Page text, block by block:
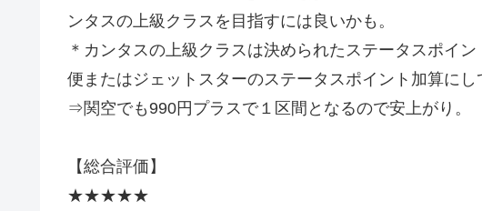
ンタスの上級クラスを目指すには良いかも。
＊カンタスの上級クラスは決められたステータスポイ
便またはジェットスターのステータスポイント加算に
⇒関空でも990円プラスで１区間となるので安上がり。
【総合評価】
★★★★★